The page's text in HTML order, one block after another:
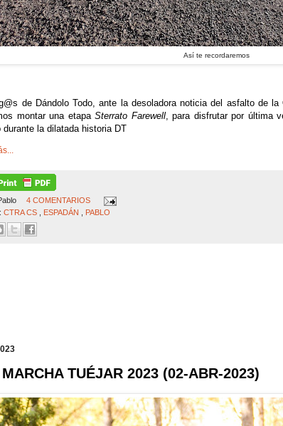
Así te recordaremos
de Dándolo Todo, ante la desoladora noticia del asfalto de la
montar una etapa Sterrato Farewell, para disfrutar por última
durante la dilatada historia DT
4 COMENTARIOS
CTRA CS ESPADÁN PABLO
TUÉJAR 2023 (02-ABR-2023)